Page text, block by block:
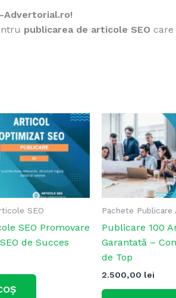
Advertorial.ro!
publicarea de articole SEO
SEO
SEO Promovare
de Succes
Pachete Publicare
Publicare 100
Garantată –
de Top
2.500,00 lei